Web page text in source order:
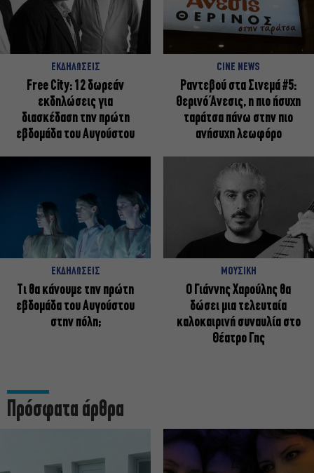
ΕΚΔΗΛΩΣΕΙΣ
Free City: 12 δωρεάν
εκδηλώσεις για
διασκέδαση την πρώτη
εβδομάδα του Αυγούστου
CINE NEWS
Ραντεβού στα Σινεμά #5:
Θερινό Άνεσις, η πιο ήσυχη
ταράτσα πάνω στην πιο
ανήσυχη λεωφόρο
ΕΚΔΗΛΩΣΕΙΣ
Τι θα κάνουμε την πρώτη
εβδομάδα του Αυγούστου
στην πόλη;
ΜΟΥΣΙΚΗ
Ο Γιάννης Χαρούλης θα
δώσει μια τελευταία
καλοκαιρινή συναυλία στο
Θέατρο Γης
Πρόσφατα άρθρα